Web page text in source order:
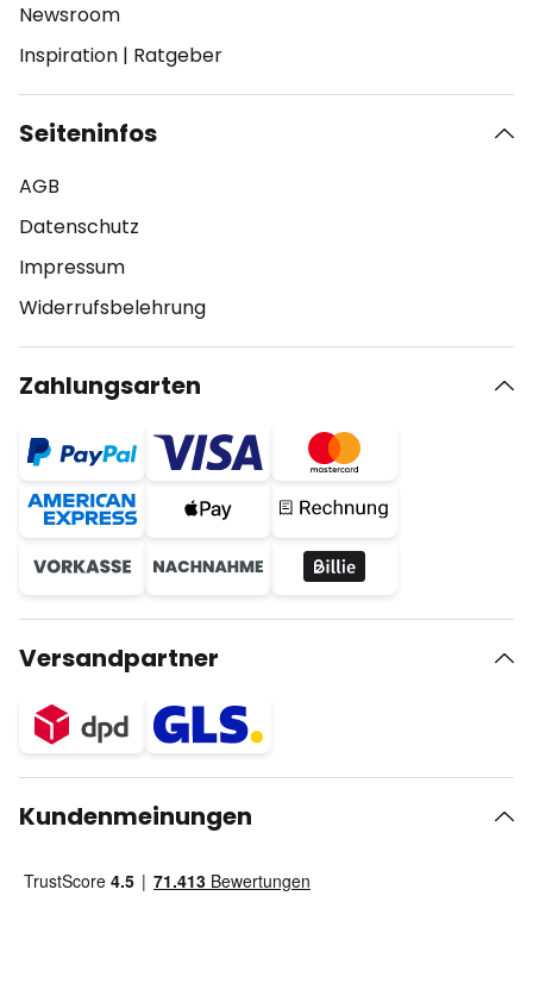
Newsroom
Inspiration | Ratgeber
Seiteninfos
AGB
Datenschutz
Impressum
Widerrufsbelehrung
Zahlungsarten
Versandpartner
Kundenmeinungen